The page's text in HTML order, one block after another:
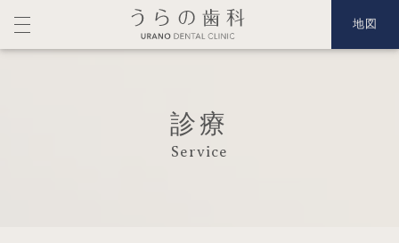
地図
診療
Service